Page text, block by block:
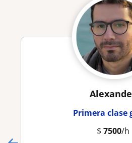
Primera clase
$ 7500/h